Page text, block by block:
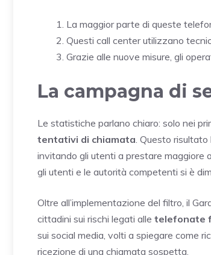
La maggior parte di queste
Questi call center utilizzano
Grazie alle nuove misure, gli
La campagna di
Le statistiche parlano chiaro: solo nei
tentativi di chiamata . Questo
invitando gli utenti a prestare maggiore
gli utenti e le autorità competenti si è
Oltre all’implementazione del filtro, il
cittadini sui rischi legati alle telefonate
sui social media, volti a spiegare come
ricezione di una chiamata sospetta.